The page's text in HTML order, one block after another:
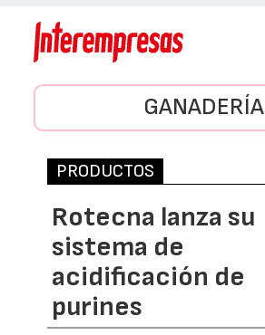
GANADERÍA
PRODUCTOS
Rotecna lanza su
sistema de
acidificación de
purines